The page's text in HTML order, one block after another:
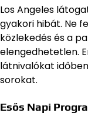
Los Angeles
gyakori hibát. Ne
közlekedés és a
elengedhetetlen.
látnivalókat
sorokat.
Esős Napi